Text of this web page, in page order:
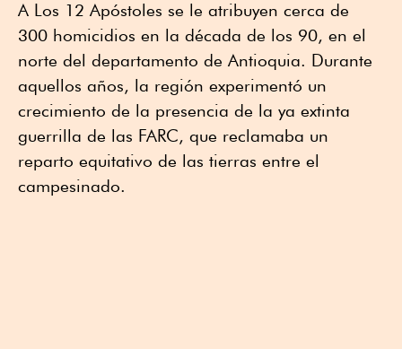
A Los 12 Apóstoles se le atribuyen cerca de
300 homicidios en la década de los 90, en el
norte del departamento de Antioquia. Durante
aquellos años, la región experimentó un
crecimiento de la presencia de la ya extinta
guerrilla de las FARC, que reclamaba un
reparto equitativo de las tierras entre el
campesinado.